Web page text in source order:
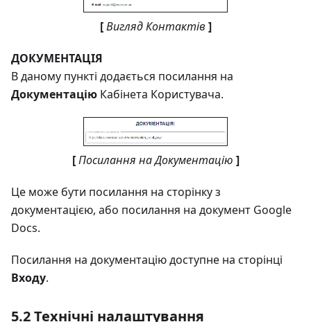
[ Вигляд Контактів ]
ДОКУМЕНТАЦІЯ
В даному пункті додається посилання на
Документацію Кабінета Користувача.
[ Посилання на Документацію ]
Це може бути посилання на сторінку з
документацією, або посилання на документ Google
Docs.
Посилання на документацію доступне на сторінці
Входу.
5.2 Технічні налаштування